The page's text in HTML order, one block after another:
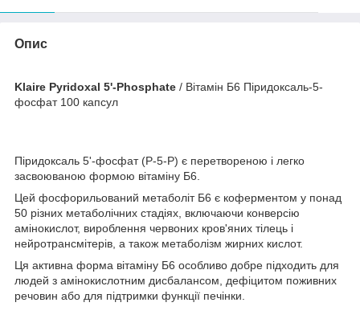
Опис
Klaire Pyridoxal 5'-Phosphate / Вітамін Б6 Піридоксаль-5-
фосфат 100 капсул
Піридоксаль 5'-фосфат (P-5-P) є перетвореною і легко
засвоюваною формою вітаміну Б6.
Цей фосфорильований метаболіт Б6 є коферментом у понад
50 різних метаболічних стадіях, включаючи конверсію
амінокислот, вироблення червоних кров'яних тілець і
нейротрансмітерів, а також метаболізм жирних кислот.
Ця активна форма вітаміну Б6 особливо добре підходить для
людей з амінокислотним дисбалансом, дефіцитом поживних
речовин або для підтримки функції печінки.